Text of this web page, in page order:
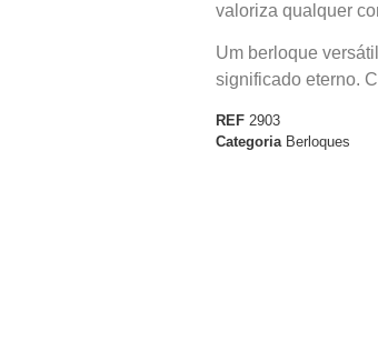
valoriza qualquer
Um berloque
significado eterno.
REF 2903
Categoria Berloques